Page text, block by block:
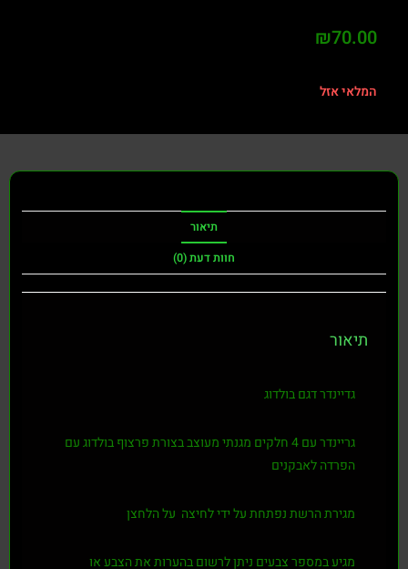
₪70.00
המלאי אזל
תיאור
חוות דעת (0)
תיאור
גדיינדר דגם בולדוג
גריינדר עם 4 חלקים מגנתי מעוצב בצורת פרצוף בולדוג עם
הפרדה לאבקנים
מגירת הרשת נפתחת על ידי לחיצה על הלחצן
מגיע במספר צבעים ניתן לרשום בהערות את הצבע או